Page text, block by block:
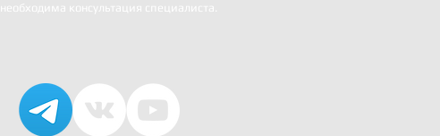
необходима консультация специалиста.